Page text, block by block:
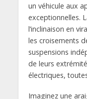
un véhicule aux
exceptionnelles.
l’inclinaison en
les croisements
suspensions
de leurs
électriques,
Imaginez une